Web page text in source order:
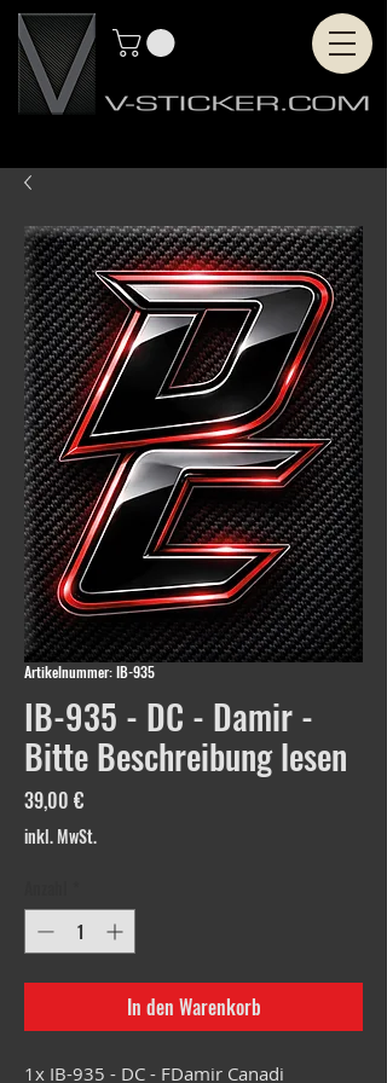
Artikelnummer: IB-935
IB-935 - DC - Damir -
Bitte Beschreibung lesen
39,00 €Preis
inkl. MwSt.
In den Warenkorb
1x IB-935 - DC - FDamir Canadi